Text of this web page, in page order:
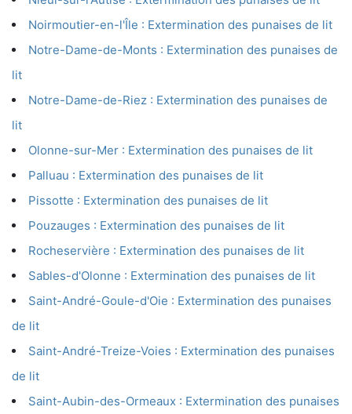
Noirmoutier-en-l'Île : Extermination des punaises de lit
Notre-Dame-de-Monts : Extermination des punaises de
lit
Notre-Dame-de-Riez : Extermination des punaises de
lit
Olonne-sur-Mer : Extermination des punaises de lit
Palluau : Extermination des punaises de lit
Pissotte : Extermination des punaises de lit
Pouzauges : Extermination des punaises de lit
Rocheservière : Extermination des punaises de lit
Sables-d'Olonne : Extermination des punaises de lit
Saint-André-Goule-d'Oie : Extermination des punaises
de lit
Saint-André-Treize-Voies : Extermination des punaises
de lit
Saint-Aubin-des-Ormeaux : Extermination des punaises